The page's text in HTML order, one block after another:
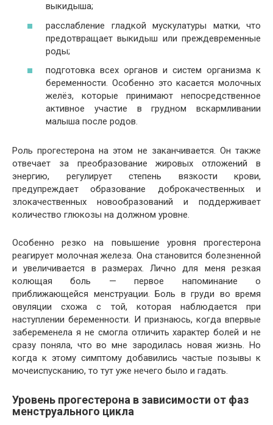
выкидыша;
расслабление гладкой мускулатуры матки, что
предотвращает выкидыш или преждевременные
роды;
подготовка всех органов и систем организма к
беременности. Особенно это касается молочных
желёз, которые принимают непосредственное
активное участие в грудном вскармливании
малыша после родов.
Роль прогестерона на этом не заканчивается. Он также
отвечает за преобразование жировых отложений в
энергию, регулирует степень вязкости крови,
предупреждает образование доброкачественных и
злокачественных новообразований и поддерживает
количество глюкозы на должном уровне.
Особенно резко на повышение уровня прогестерона
реагирует молочная железа. Она становится болезненной
и увеличивается в размерах. Лично для меня резкая
колющая боль — первое напоминание о
приближающейся менструации. Боль в груди во время
овуляции схожа с той, которая наблюдается при
наступлении беременности. И признаюсь, когда впервые
забеременела я не смогла отличить характер болей и не
сразу поняла, что во мне зародилась новая жизнь. Но
когда к этому симптому добавились частые позывы к
мочеиспусканию, то тут уже нечего было и гадать.
Уровень прогестерона в зависимости от фаз
менструального цикла